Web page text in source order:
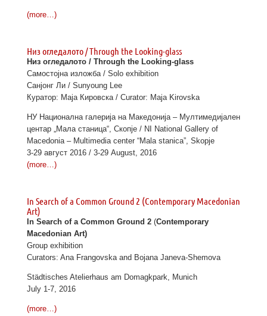
(more…)
Низ огледалото / Through the Looking-glass
Низ огледалото / Through the Looking-glass
Самостојна изложба / Solo exhibition
Санјонг Ли / Sunyoung Lee
Куратор: Маја Кировска / Curator: Maja Kirovska
НУ Национална галерија на Македонија – Мултимедијален
центар „Мала станица“, Скопје / NI National Gallery of
Macedonia – Multimedia center “Mala stanica”, Skopje
3-29 август 2016 / 3-29 August, 2016
(more…)
In Search of a Common Ground 2 (Contemporary Macedonian
Art)
In Search of a Common Ground 2 (Contemporary
Macedonian Art)
Group exhibition
Curators: Ana Frangovska and Bojana Janeva-Shemova
Städtisches Atelierhaus am Domagkpark, Munich
July 1-7, 2016
(more…)